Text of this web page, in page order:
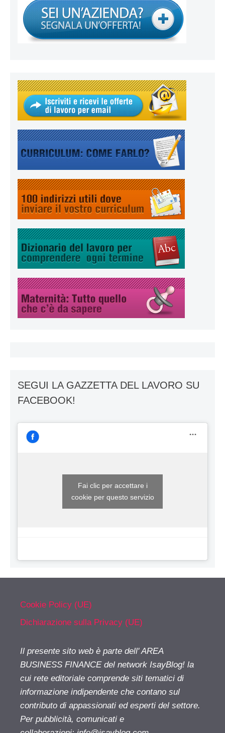
SEGUI LA GAZZETTA DEL LAVORO SU
FACEBOOK!
Fai clic per accettare i
cookie per questo servizio
Cookie Policy (UE)
Dichiarazione sulla Privacy (UE)
Il presente sito web è parte dell' AREA
BUSINESS FINANCE del network IsayBlog! la
cui rete editoriale comprende siti tematici di
informazione indipendente che contano sul
contributo di appassionati ed esperti del settore.
Per pubblicità, comunicati e